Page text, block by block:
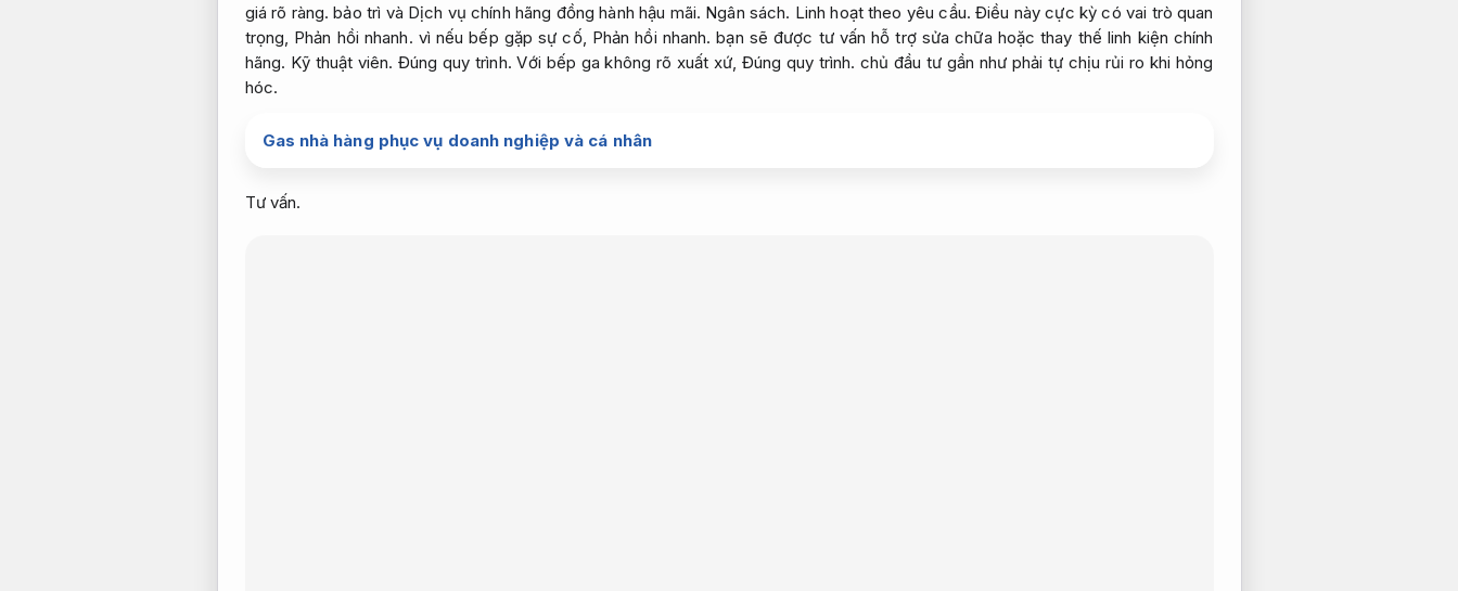
giá rõ ràng. bảo trì và Dịch vụ chính hãng đồng hành hậu mãi. Ngân sách. Linh hoạt theo yêu cầu. Điều này cực kỳ có vai trò quan
trọng, Phản hồi nhanh. vì nếu bếp gặp sự cố, Phản hồi nhanh. bạn sẽ được tư vấn hỗ trợ sửa chữa hoặc thay thế linh kiện chính
hãng. Kỹ thuật viên. Đúng quy trình. Với bếp ga không rõ xuất xứ, Đúng quy trình. chủ đầu tư gần như phải tự chịu rủi ro khi hỏng
hóc.
Gas nhà hàng phục vụ doanh nghiệp và cá nhân
Tư vấn.